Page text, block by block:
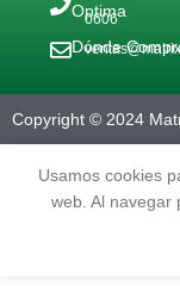
0606
Optima
Dónde
Copyright © 2024
Usamos cookies
web. Al navegar